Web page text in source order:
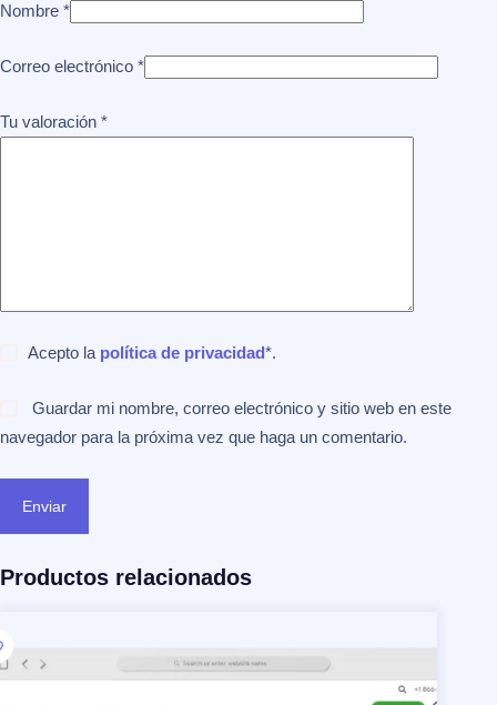
Nombre *
Correo electrónico *
Tu valoración *
Acepto la política de privacidad*.
Guardar mi nombre, correo electrónico y sitio web en este
navegador para la próxima vez que haga un comentario.
Enviar
Productos relacionados